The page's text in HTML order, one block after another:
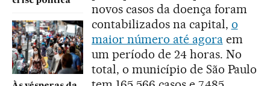
novos casos da doença foram
contabilizados na capital, o
maior número até agoraem
um período de 24 horas. No
total, o município de São Paulo